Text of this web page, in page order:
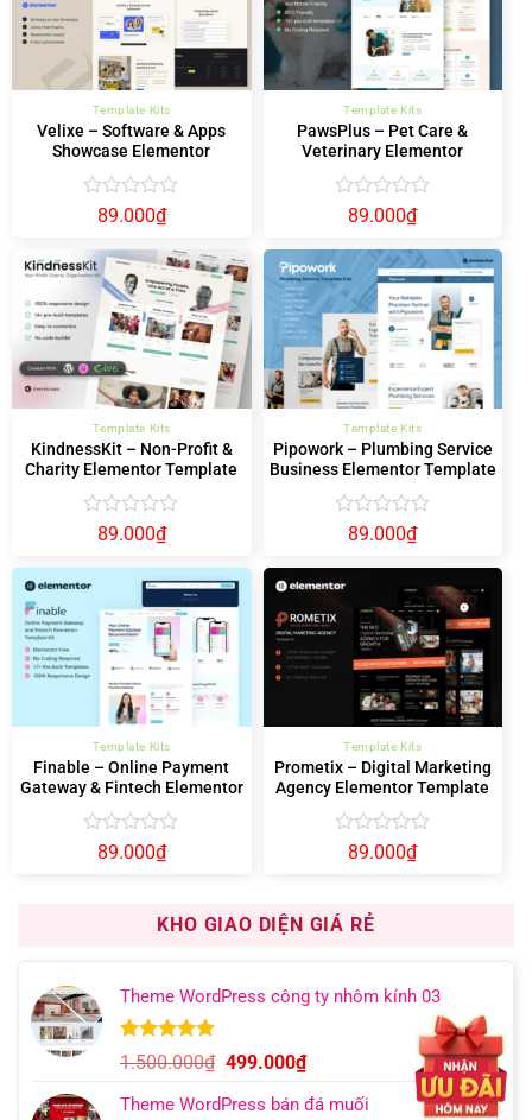
Template Kits
Velixe – Software & Apps
Showcase Elementor
Được
hạng
0
sao
89.000₫
Template Kits
PawsPlus – Pet Care &
Veterinary Elementor
Được
hạng
0
5
sao
89.000₫
Template Kits
KindnessKit – Non-Profit &
Charity Elementor Template
Được
hạng
0
sao
89.000₫
Template Kits
Pipowork – Plumbing Service
Business Elementor Template
Được
hạng
0
sao
89.000₫
Template Kits
Finable – Online Payment
Gateway & Fintech Elementor
Được
89.000₫
Template Kits
Prometix – Digital Marketing
Agency Elementor Template
Được
5
89.000₫
KHO GIAO DIỆN GIÁ RẺ
Theme WordPress công ty nhôm kính 03
5.00trên 5
dựa trên
9
đánh giá
1.500.000₫ Giá
là:
499.000₫Giá
tại
Theme WordPress bán đá muối